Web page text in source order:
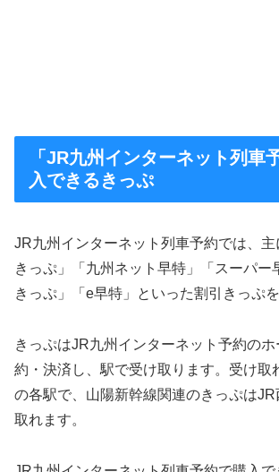
「JR九州インターネット列車
入できるきっぷ
JR九州インターネット列車予約では、主
きっぷ」「九州ネット早特」「スーパー
きっぷ」「e早特」といった割引きっぷ
きっぷはJR九州インターネット予約の
約・決済し、駅で受け取ります。受け取
の各駅で、山陽新幹線関連のきっぷは
取れます。